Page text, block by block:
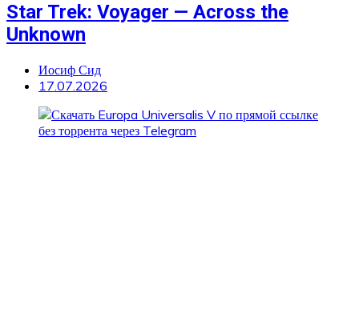
Star Trek: Voyager — Across the
Unknown
Иосиф Сид
17.07.2026